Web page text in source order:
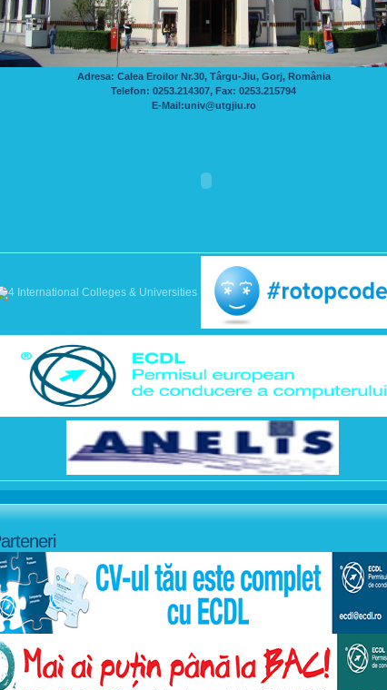
Adresa: Calea Eroilor Nr.30, Târgu-Jiu, Gorj, România
Telefon: 0253.214307, Fax: 0253.215794
E-Mail:univ@utgjiu.ro